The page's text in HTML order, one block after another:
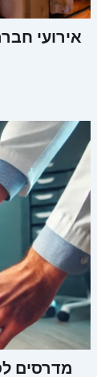
אירועי
מדרסים